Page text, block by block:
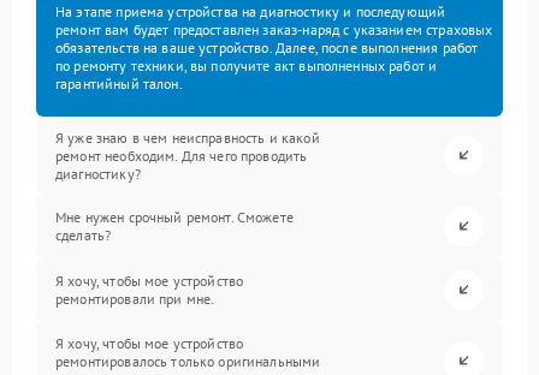
На этапе приема устройства на диагностику и последующий
ремонт вам будет предоставлен заказ-наряд с указанием страховых
обязательств на ваше устройство. Далее, после выполнения работ
по ремонту техники, вы получите акт выполненных работ и
гарантийный талон.
Я уже знаю в чем неисправность и какой
ремонт необходим. Для чего проводить
диагностику?
Мне нужен срочный ремонт. Сможете
сделать?
Я хочу, чтобы мое устройство
ремонтировали при мне.
Я хочу, чтобы мое устройство
ремонтировалось только оригинальными